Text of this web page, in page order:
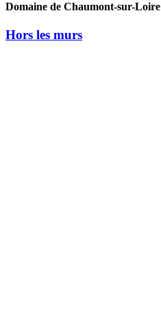
Domaine de Chaumont-sur-Loire
Hors les murs